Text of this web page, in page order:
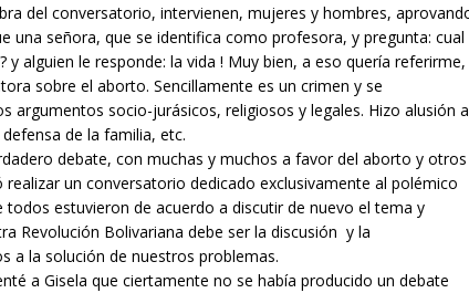
del conversatorio, intervienen, mujeres y hombres,
una señora, que se identifica como profesora, y pregunta: cual
alguien le responde: la vida ! Muy bien, a eso quería referirme,
sobre el aborto. Sencillamente es un crimen y se
argumentos socio-jurásicos, religiosos y legales. Hizo alusión a
de la familia, etc.
debate, con muchas y muchos a favor del aborto y otros
un conversatorio dedicado exclusivamente al polémico
estuvieron de acuerdo a discutir de nuevo el tema y
Revolución Bolivariana debe ser la discusión y la
a la solución de nuestros problemas.
a Gisela que ciertamente no se había producido un debate